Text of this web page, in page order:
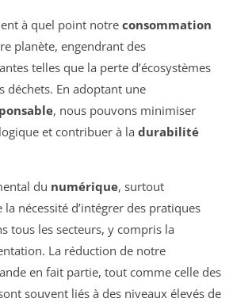
à quel point notre consommation
planète, engendrant des
telles que la perte d’écosystèmes
déchets. En adoptant une
, nous pouvons minimiser
et contribuer à la durabilité
du numérique, surtout
nécessité d’intégrer des pratiques
tous les secteurs, y compris la
La réduction de notre
en fait partie, tout comme celle des
souvent liés à des niveaux élevés de